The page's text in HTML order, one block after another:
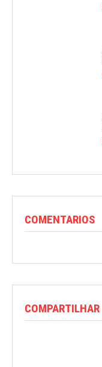
COMENTARIOS
COMPARTILHAR